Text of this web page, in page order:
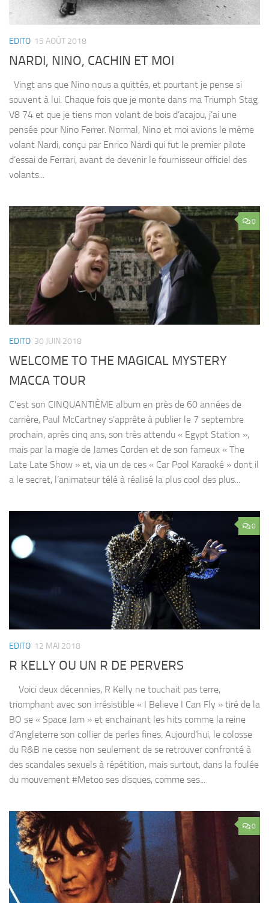
EDITO 15 AOÛT 2018
NARDI, NINO, CACHIN ET MOI
Vingt ans que Nino nous a quittés, et pourtant je pense si
souvent à lui. Chaque fois que je monte dans ma Triumph Stag
V8 74 et que je tiens mon volant de bois d’acajou, j’ai une
pensée pour Nino Ferrer. Normal, Nino et moi avions le même
volant Nardi, conçu par Enrico Nardi qui fut le premier pilote
d’essai de Ferrari, avant de devenir le fournisseur officiel des
volants...
0
EDITO 30 JUIN 2018
WELCOME TO THE MAGICAL MYSTERY
MACCA TOUR
C’est son CINQUANTIÈME album en près de 60 années de
carrière, Paul McCartney s’apprête à publier le 7 septembre
prochain, après cinq ans, son très attendu « Egypt Station »,
mais par la magie de James Corden et de son fameux « The
Late Late Show » et, via un de ces « Car Pool Karaoké » dont il
a le secret, l’animateur télé à réalisé la plus cool des plus...
0
EDITO 12 MAI 2018
R KELLY OU UN R DE PERVERS
Voici deux décennies, R Kelly ne touchait pas terre,
triomphant avec son irrésistible « I Believe I Can Fly » tiré de la
BO se « Space Jam » et enchainant les hits comme la reine
d’Angleterre son collier de perles fines. Aujourd’hui, le colosse
du R&B ne cesse non seulement de se retrouver confronté à
des scandales sexuels à répétition, mais surtout, dans la foulée
du mouvement #Metoo ses disques, comme ses...
0